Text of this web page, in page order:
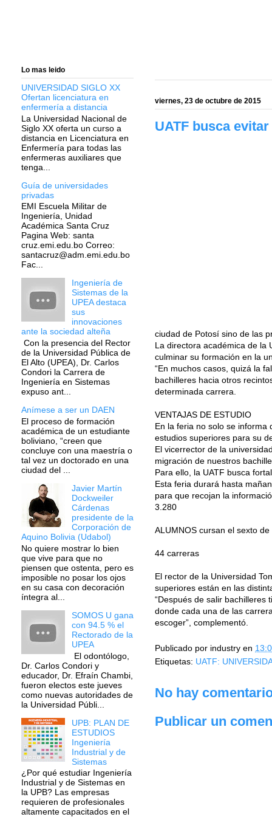
viernes, 23 de octubre de 2015
UATF busca
ciudad de Potosí sino de las
La directora académica de la
culminar su formación en la
“En muchos casos, quizá la
bachilleres hacia otros
determinada carrera.
VENTAJAS DE ESTUDIO
En la feria no solo se informa
estudios superiores para su
El vicerrector de la
migración de nuestros
Para ello, la UATF busca
Esta feria durará hasta
para que recojan la
3.280
ALUMNOS cursan el sexto
44 carreras
El rector de la Universidad
superiores están en las
“Después de salir
donde cada una de las
escoger”, complementó.
Publicado por industry en
Etiquetas: UATF:
No hay
Publicar un
Lo mas leido
UNIVERSIDAD SIGLO XX
Ofertan licenciatura en
enfermería a distancia
La Universidad Nacional de
Siglo XX oferta un curso a
distancia en Licenciatura en
Enfermería para todas las
enfermeras auxiliares que
tenga...
Guía de universidades
privadas
EMI Escuela Militar de
Ingeniería, Unidad
Académica Santa Cruz
Pagina Web: santa
cruz.emi.edu.bo Correo:
santacruz@adm.emi.edu.bo
Fac...
Ingeniería de
Sistemas de la
UPEA destaca
sus
innovaciones
ante la sociedad alteña
Con la presencia del Rector
de la Universidad Pública de
El Alto (UPEA), Dr. Carlos
Condori la Carrera de
Ingeniería en Sistemas
expuso ant...
Anímese a ser un DAEN
El proceso de formación
académica de un estudiante
boliviano, “creen que
concluye con una maestría o
tal vez un doctorado en una
ciudad del ...
Javier Martín
Dockweiler
Cárdenas
presidente de la
Corporación de
Aquino Bolivia (Udabol)
No quiere mostrar lo bien
que vive para que no
piensen que ostenta, pero es
imposible no posar los ojos
en su casa con decoración
íntegra al...
SOMOS U gana
con 94.5 % el
Rectorado de la
UPEA
El odontólogo,
Dr. Carlos Condori y
educador, Dr. Efraín Chambi,
fueron electos este jueves
como nuevas autoridades de
la Universidad Públi...
UPB: PLAN DE
ESTUDIOS
Ingeniería
Industrial y de
Sistemas
¿Por qué estudiar Ingeniería
Industrial y de Sistemas en
la UPB? Las empresas
requieren de profesionales
altamente capacitados en el